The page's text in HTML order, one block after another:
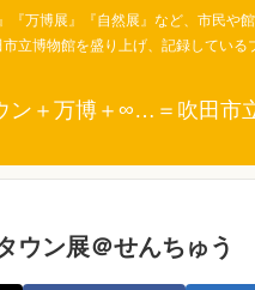
『万博展』『自然展』など、市民や
市立博物館を盛り上げ、記録している
ン＋万博＋∞…＝吹田市
ウン展＠せんちゅう